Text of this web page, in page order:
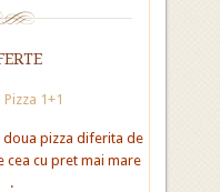
1+1
doua pizza diferita de
cea cu pret mai mare
.